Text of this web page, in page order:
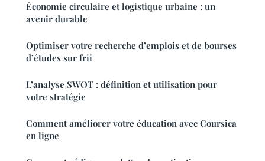
Économie circulaire et logistique urbaine : un
avenir durable
Optimiser votre recherche d’emplois et de bourses
d’études sur frii
L’analyse SWOT : définition et utilisation pour
votre stratégie
Comment améliorer votre éducation avec Coursica
en ligne